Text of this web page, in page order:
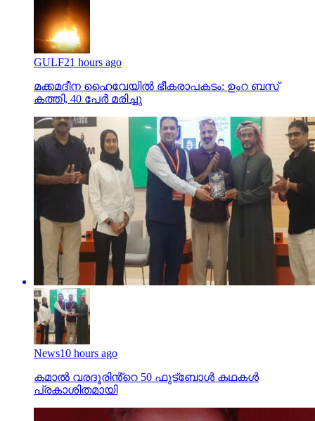
GULF21 hours ago
മക്കമദീന ഹൈവേയില്‍ ഭീകരാപകടം: ഉംറ ബസ്
കത്തി, 40 പേര്‍ മരിച്ചു
News10 hours ago
കമാൽ വരദൂരിൻ്റെ 50 ഫുട്ബോൾ കഥകൾ
പ്രകാശിതമായി